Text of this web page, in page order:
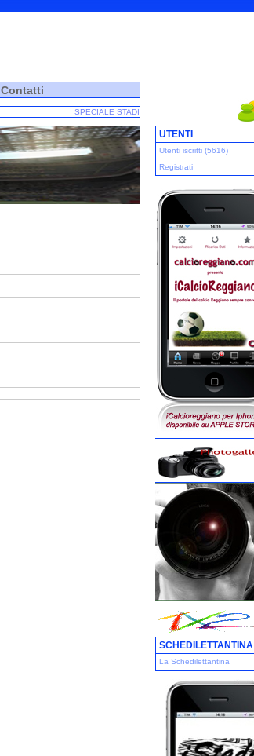
Contatti
SPECIALE STADI
UTENTI
Utenti iscritti (5616)
Registrati
SCHEDILETTANTINA
La Schedilettantina